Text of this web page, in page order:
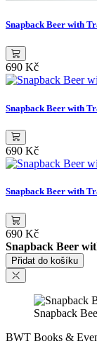
Snapback Beer with
690 Kč
Snapback Beer with
690 Kč
Snapback Beer with
690 Kč
Snapback Beer
Přidat do košíku
Snapback
BWT Books &